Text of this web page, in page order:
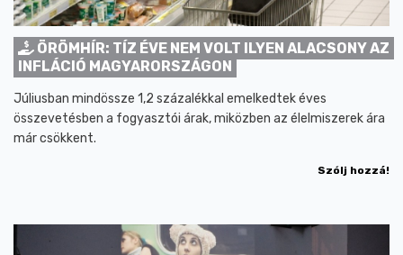
ÖRÖMHÍR: TÍZ ÉVE NEM VOLT ILYEN ALACSONY AZ
INFLÁCIÓ MAGYARORSZÁGON
Júliusban mindössze 1,2 százalékkal emelkedtek éves
összevetésben a fogyasztói árak, miközben az élelmiszerek ára
már csökkent.
Szólj hozzá!